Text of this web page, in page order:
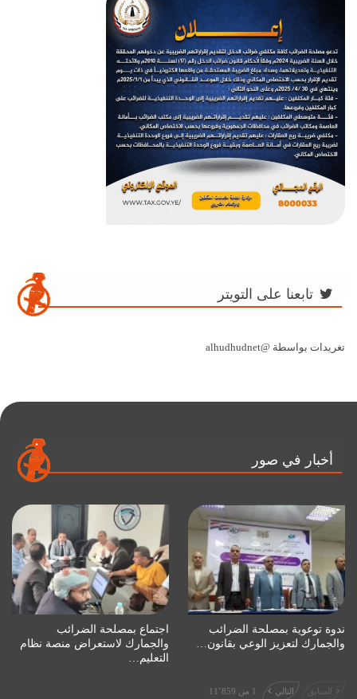
تابعنا على التويتر
تغريدات بواسطة @alhudhudnet
أخبار في صور
ندوة توعوية بمصلحة الضرائب
والجمارك لتعزيز الوعي بقانون…
اجتماع بمصلحة الضرائب
والجمارك لاستعراض منصة نظام
التعليم…
السابق التالي 1 من 11٬859